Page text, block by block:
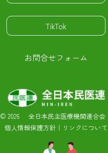
TikTok
お問合せフォーム
© 2026 全日本民主医療機関連合会
個人情報保護方針 ｜ リンクについて